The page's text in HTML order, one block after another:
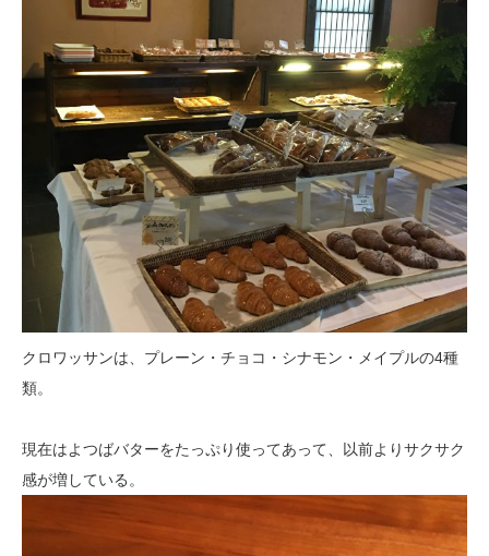
クロワッサンは、プレーン・チョコ・シナモン・メイプルの4種
類。
現在はよつばバターをたっぷり使ってあって、以前よりサクサク
感が増している。